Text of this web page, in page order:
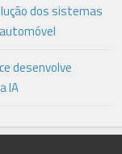
dos sistemas
desenvolve
IA